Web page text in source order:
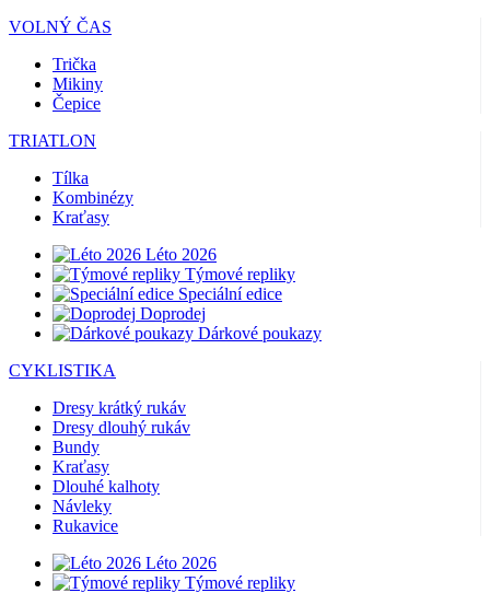
VOLNÝ ČAS
Trička
Mikiny
Čepice
TRIATLON
Tílka
Kombinézy
Kraťasy
Léto 2026
Týmové repliky
Speciální edice
Doprodej
Dárkové poukazy
CYKLISTIKA
Dresy krátký rukáv
Dresy dlouhý rukáv
Bundy
Kraťasy
Dlouhé kalhoty
Návleky
Rukavice
Léto 2026
Týmové repliky